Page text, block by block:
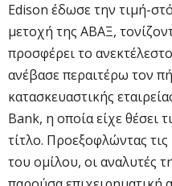
Edison έδωσε την τιμή-
μετοχή της ΑΒΑΞ,
προσφέρει το
ανέβασε περαιτέρω τον
κατασκευαστικής
Bank, η οποία είχε θέσει
τίτλο. Προεξοφλώντας τις
του ομίλου, οι αναλυτές